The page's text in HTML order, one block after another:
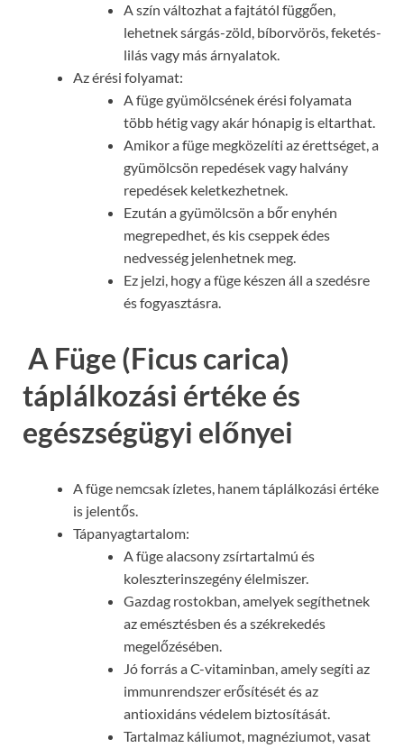
A szín változhat a fajtától függően,
lehetnek sárgás-zöld, bíborvörös, feketés-
lilás vagy más árnyalatok.
Az érési folyamat:
A füge gyümölcsének érési folyamata
több hétig vagy akár hónapig is eltarthat.
Amikor a füge megközelíti az érettséget, a
gyümölcsön repedések vagy halvány
repedések keletkezhetnek.
Ezután a gyümölcsön a bőr enyhén
megrepedhet, és kis cseppek édes
nedvesség jelenhetnek meg.
Ez jelzi, hogy a füge készen áll a szedésre
és fogyasztásra.
A Füge (Ficus carica)
táplálkozási értéke és
egészségügyi előnyei
A füge nemcsak ízletes, hanem táplálkozási értéke
is jelentős.
Tápanyagtartalom:
A füge alacsony zsírtartalmú és
koleszterinszegény élelmiszer.
Gazdag rostokban, amelyek segíthetnek
az emésztésben és a székrekedés
megelőzésében.
Jó forrás a C-vitaminban, amely segíti az
immunrendszer erősítését és az
antioxidáns védelem biztosítását.
Tartalmaz káliumot, magnéziumot, vasat